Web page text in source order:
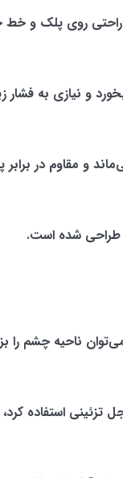
راحتی روی پلک و
و نیازی به فشار
و مقاوم در
طراحی شده است.
ناحیه چشم را
تزئینی استفاده